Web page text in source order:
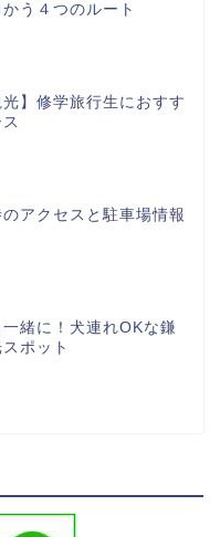
う４つのルート
光】修学旅行生におすす
アクセスと駐車場情報
緒に！犬連れOKな鎌
ポット